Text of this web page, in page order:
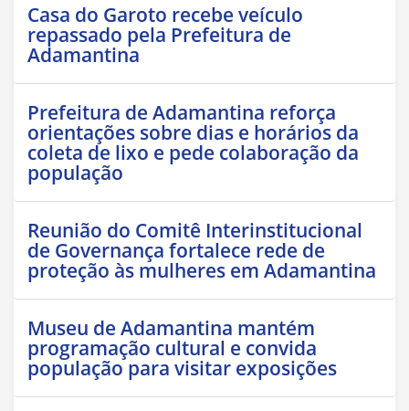
Casa do Garoto recebe veículo
repassado pela Prefeitura de
Adamantina
Prefeitura de Adamantina reforça
orientações sobre dias e horários da
coleta de lixo e pede colaboração da
população
Reunião do Comitê Interinstitucional
de Governança fortalece rede de
proteção às mulheres em Adamantina
Museu de Adamantina mantém
programação cultural e convida
população para visitar exposições